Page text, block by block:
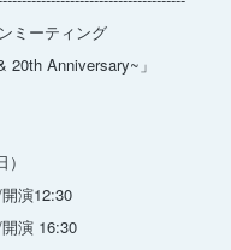
ミーティング
20th Anniversary~」
演12:30
演 16:30